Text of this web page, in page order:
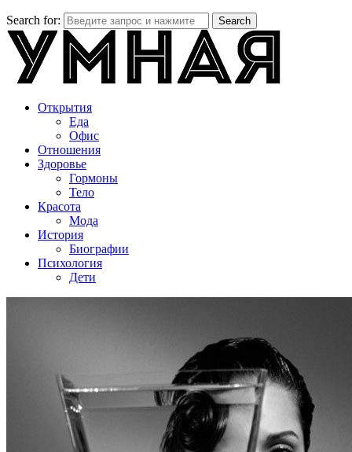
Search for: Search
Открытия
Еда
Офис
Отношения
Здоровье
Гормоны
Тело
Красота
Мода
История
Биографии
Психология
Дети